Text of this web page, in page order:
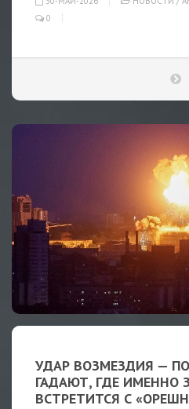
0
УДАР ВОЗМЕЗДИЯ —
ГАДАЮТ, ГДЕ ИМЕННО
ВСТРЕТИТСЯ С